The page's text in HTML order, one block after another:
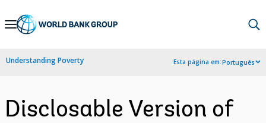
Skip
Navigation
Understanding Poverty Esta página em:Português
Disclosable Version of